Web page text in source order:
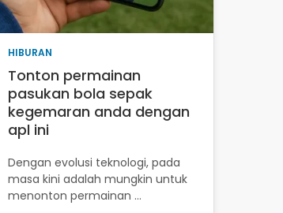
HIBURAN
Tonton permainan
pasukan bola sepak
kegemaran anda dengan
apl ini
Dengan evolusi teknologi, pada
masa kini adalah mungkin untuk
menonton permainan …